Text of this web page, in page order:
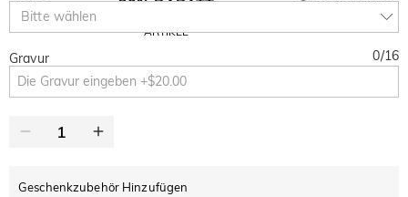
10% RABATT
AUF ALLES
ARTIKEL
SUMMER
Bitte wählen
Gravur 0/16
Geschenkzubehör Hinzufügen